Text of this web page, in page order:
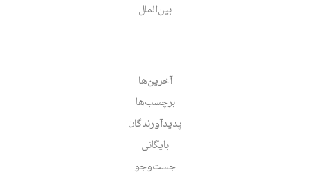
بین‌الملل
آخرین‌ها
برچسب‌ها
پدیدآورندگان
بایگانی
جست‌وجو